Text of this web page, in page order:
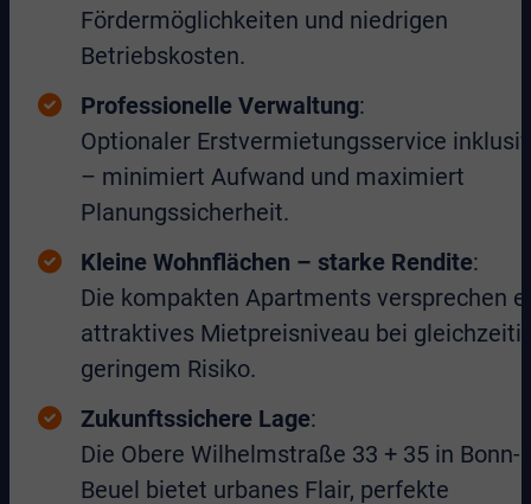
Fördermöglichkeiten und niedrigen
Betriebskosten.
Professionelle Verwaltung:
Optionaler Erstvermietungsservice
– minimiert Aufwand und maximiert
Planungssicherheit.
Kleine Wohnflächen – starke Rendite:
Die kompakten Apartments versprechen
attraktives Mietpreisniveau bei
geringem Risiko.
Zukunftssichere Lage:
Die Obere Wilhelmstraße 33 + 35 in Bonn-
Beuel bietet urbanes Flair, perfekte